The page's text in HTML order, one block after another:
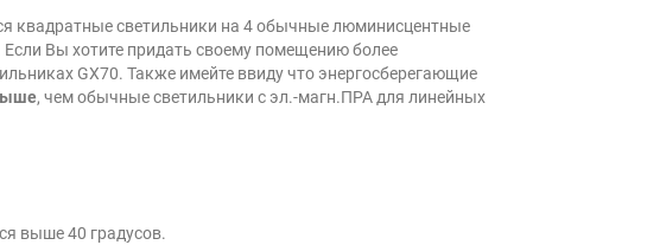
квадратные светильники на 4 обычные люминисцентные
Если Вы хотите придать своему помещению более
GX70. Также имейте ввиду что энергосберегающие
, чем обычные светильники с эл.-магн.ПРА для линейных
выше 40 градусов.